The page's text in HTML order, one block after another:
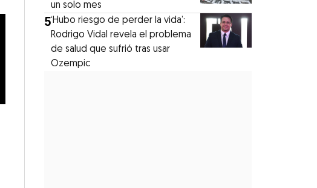
un solo mes
5‘Hubo riesgo de perder la vida’:
Rodrigo Vidal revela el problema
de salud que sufrió tras usar
Ozempic